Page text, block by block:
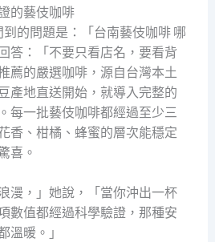
的藝伎咖啡
的問題是：「台南藝伎咖啡 哪
答：「不要只看店名，要看背
薦的嚴選咖啡，源自台灣本土
產地直送開始，就導入完整的
每一批藝伎咖啡都經過至少三
香、柑橘、蜂蜜的層次能穩定
喜。
漫，」她說，「當你沖出一杯
數值都經過科學驗證，那種安
溫暖。」